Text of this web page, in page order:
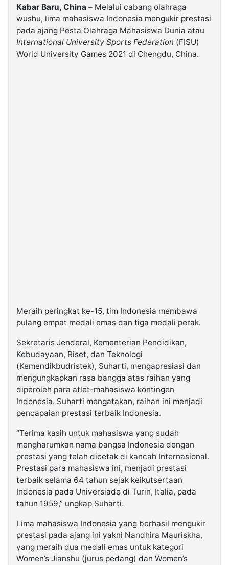
Kabar Baru, China – Melalui cabang olahraga
wushu, lima mahasiswa Indonesia mengukir prestasi
pada ajang Pesta Olahraga Mahasiswa Dunia atau
International University Sports Federation (FISU)
World University Games 2021 di Chengdu, China.
Meraih peringkat ke-15, tim Indonesia membawa
pulang empat medali emas dan tiga medali perak.
Sekretaris Jenderal, Kementerian Pendidikan,
Kebudayaan, Riset, dan Teknologi
(Kemendikbudristek), Suharti, mengapresiasi dan
mengungkapkan rasa bangga atas raihan yang
diperoleh para atlet-mahasiswa kontingen
Indonesia. Suharti mengatakan, raihan ini menjadi
pencapaian prestasi terbaik Indonesia.
“Terima kasih untuk mahasiswa yang sudah
mengharumkan nama bangsa Indonesia dengan
prestasi yang telah dicetak di kancah Internasional.
Prestasi para mahasiswa ini, menjadi prestasi
terbaik selama 64 tahun sejak keikutsertaan
Indonesia pada Universiade di Turin, Italia, pada
tahun 1959,” ungkap Suharti.
Lima mahasiswa Indonesia yang berhasil mengukir
prestasi pada ajang ini yakni Nandhira Mauriskha,
yang meraih dua medali emas untuk kategori
Women’s Jianshu (jurus pedang) dan Women’s